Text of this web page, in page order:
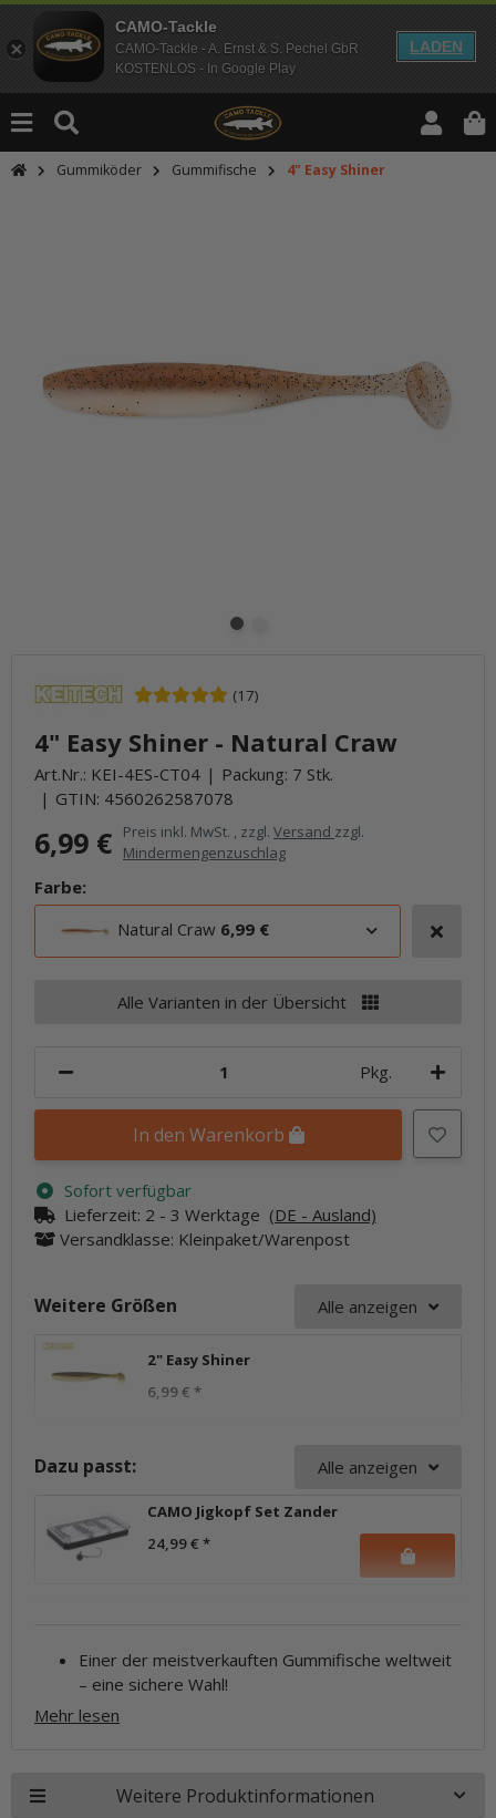
CAMO-Tackle
CAMO-Tackle - A. Ernst & S. Pechel GbR
KOSTENLOS - In Google Play
LADEN
Gummiköder Gummifische 4" Easy Shiner
(17)
4" Easy Shiner - Natural Craw
Art.Nr.: KEI-4ES-CT04
Packung: 7 Stk.
GTIN: 4560262587078
6,99 € Preis inkl. MwSt. , zzgl. Versand zzgl.
Mindermengenzuschlag
Farbe:
Natural Craw 6,99 €
Alle Varianten in der Übersicht
Pkg.
In den Warenkorb
Sofort verfügbar
Lieferzeit: 2 - 3 Werktage (DE - Ausland)
Versandklasse: Kleinpaket/Warenpost
Weitere Größen Alle anzeigen
2" Easy Shiner
6,99 € *
Dazu passt: Alle anzeigen
CAMO Jigkopf Set Zander
24,99 € *
Einer der meistverkauften Gummifische weltweit
– eine sichere Wahl!
Mehr lesen
Weitere Produktinformationen